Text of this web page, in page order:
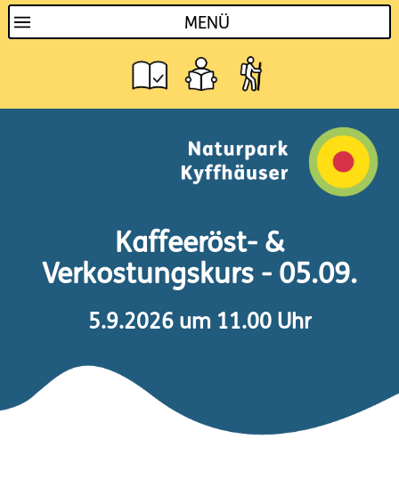
MENÜ
Kaffeeröst- &
Verkostungskurs - 05.09.
5.9.2026 um 11.00 Uhr